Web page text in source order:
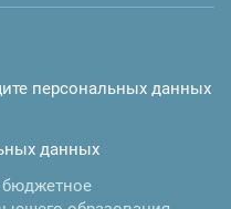
персональных данных
данных
бюджетное